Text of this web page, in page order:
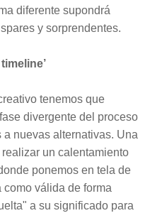
diferente supondrá
y sorprendentes.
tenemos que
divergente del proceso
nuevas alternativas. Una
un calentamiento
ponemos en tela de
válida de forma
a su significado para